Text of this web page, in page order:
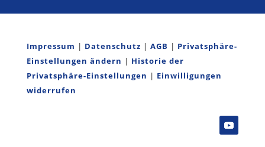
Impressum | Datenschutz | AGB | Privatsphäre-
Einstellungen ändern | Historie der
Privatsphäre-Einstellungen | Einwilligungen
widerrufen